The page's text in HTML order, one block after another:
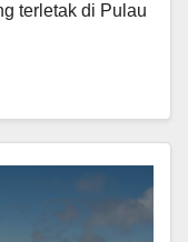
terletak di Pulau